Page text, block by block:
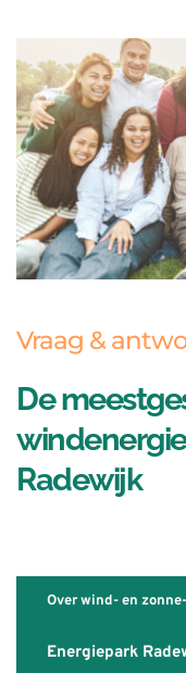
Vraag &
De
Radewijk
Over wind-